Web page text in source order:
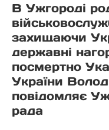
В Ужгороді
захищаючи
державні
посмертно
України
повідомляє
рада